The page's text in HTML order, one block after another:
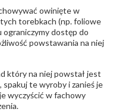
107; sklep@wec.com.pl
w wieku poniżej 3 lat
z białego złota
zawierają nikiel
owinięte w
torebkach (np. foliowe
ograniczymy dostęp do
powstawania na niej
który na niej powstał jest
spakuj te wyroby i zanieś je
wyczyścić w fachowy